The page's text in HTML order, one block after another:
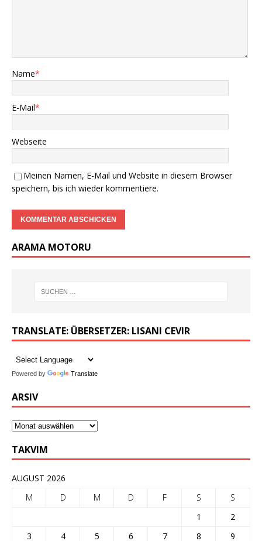
Name*
E-Mail*
Webseite
Meinen Namen, E-Mail und Website in diesem Browser
speichern, bis ich wieder kommentiere.
ARAMA MOTORU
TRANSLATE: ÜBERSETZER: LISANI CEVIR
Powered by Translate
ARSIV
TAKVIM
AUGUST 2026
M
D M D F S
S
1
2
3
4 5 6 7 8 9